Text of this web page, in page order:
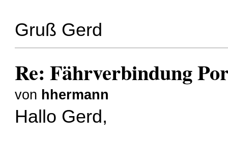
Gruß Gerd
Re: Fährverbindung
von hhermann
Hallo Gerd,